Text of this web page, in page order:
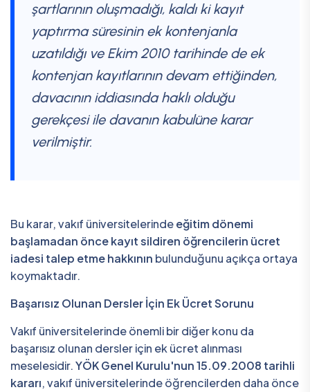
şartlarının oluşmadığı, kaldı ki kayıt
yaptırma süresinin ek kontenjanla
uzatıldığı ve Ekim 2010 tarihinde de ek
kontenjan kayıtlarının devam ettiğinden,
davacının iddiasında haklı olduğu
gerekçesi ile davanın kabulüne karar
verilmiştir.
Bu karar, vakıf üniversitelerindeeğitim dönemi
başlamadan önce kayıt sildiren öğrencilerin ücret
iadesi talep etme hakkının bulunduğunu açıkça ortaya
koymaktadır.
Başarısız Olunan Dersler İçin Ek Ücret Sorunu
Vakıf üniversitelerinde önemli bir diğer konu da
başarısız olunan dersler için ek ücret alınması
meselesidir.YÖK Genel Kurulu'nun 15.09.2008 tarihli
kararı, vakıf üniversitelerinde öğrencilerden daha önce